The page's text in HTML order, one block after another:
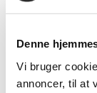
Denne
Vi bruger
annoncer, til at